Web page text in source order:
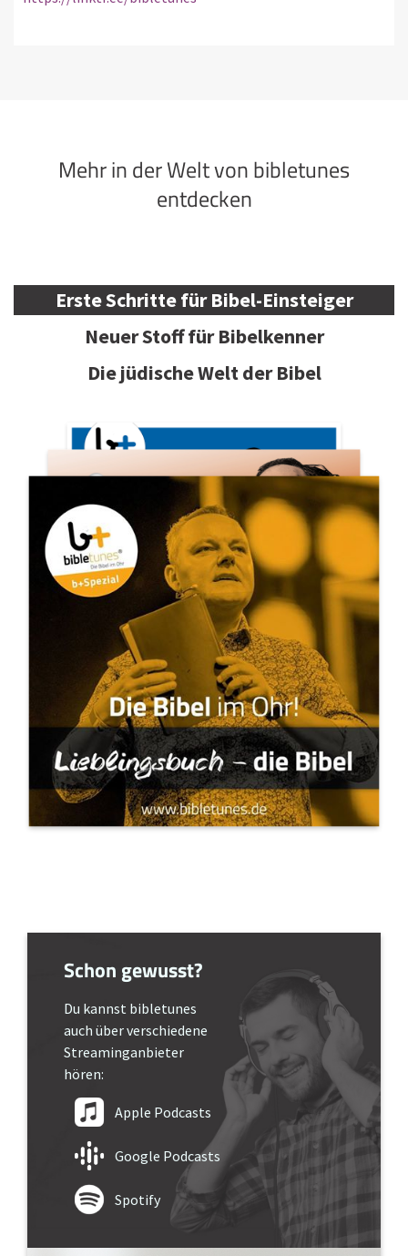
Mehr in der Welt von bibletunes
entdecken
Erste Schritte für Bibel-Einsteiger
Neuer Stoff für Bibelkenner
Die jüdische Welt der Bibel
Schon gewusst?
Du kannst bibletunes
auch über verschiedene
Streaminganbieter
hören:
Apple Podcasts
Google Podcasts
Spotify